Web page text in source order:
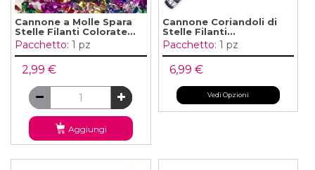
Cannone a Molle Spara
Stelle Filanti Colorate...
Pacchetto: 1 pz
2,99 €
Aggiungi
Cannone Coriandoli di
Stelle Filanti...
Pacchetto: 1 pz
6,99 €
Vedi Opzioni